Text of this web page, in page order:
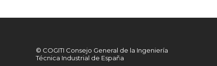
© COGITI Consejo General de la Ingeniería
Técnica Industrial de España